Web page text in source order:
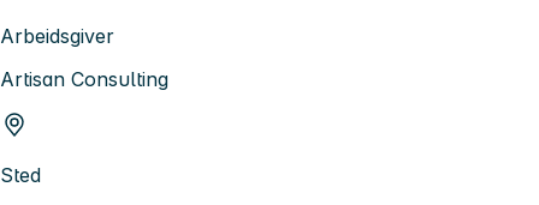
Arbeidsgiver
Artisan Consulting
Sted